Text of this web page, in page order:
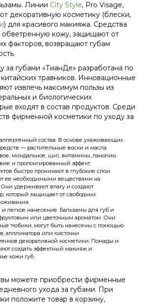
Линии City Style, Pro Visage,
декоративную косметику (блески,
) для красивого макияжа. Средства
обветренную кожу, защищают от
факторов, возвращают губам
за губами «ТианДе» разработана по
травников. Инновационные
извлечь максимум пользы из
и биологических
входят в состав продуктов. Среди
фирменной косметики по уходу за
состав. В основе ухаживающих
— растительные воски и масла
миндальное, ши), витамины, ланолин.
и пролонгированный эффект.
быстро проникают в глубокие слои
ее необходимыми веществами на
Они удерживают влагу и создают
который защищает от свободных
и легкое нанесение. Бальзамы для губ и
или цветочным ароматом. Они
тюбики, могут быть нанесены с помощью
аппликатора или кисточки.
декоративной косметики. Помады и
создать эффектный макияж и
кожи губ.
можете приобрести фирменные
ухода за губами. При
положите товар в корзину,